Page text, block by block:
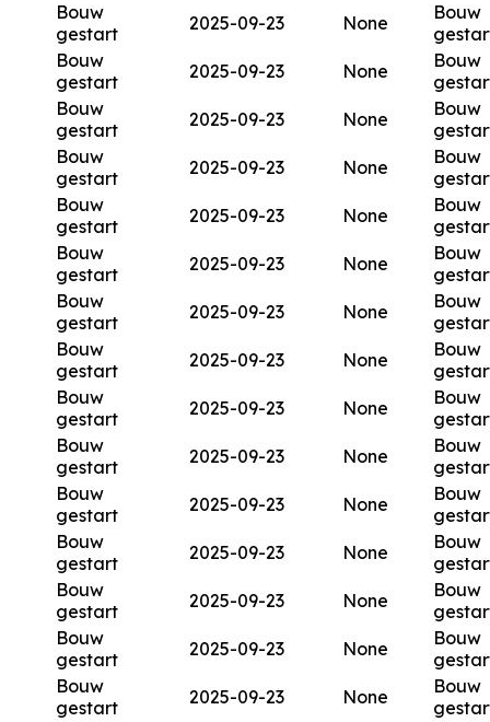
Bouw
gestart
2025-09-23 None
Bouw
Bouw
gestart
2025-09-23 None
Bouw
Bouw
gestart
2025-09-23 None
Bouw
Bouw
gestart
2025-09-23 None
Bouw
Bouw
gestart
2025-09-23 None
Bouw
Bouw
gestart
2025-09-23 None
Bouw
Bouw
gestart
2025-09-23 None
Bouw
Bouw
gestart
2025-09-23 None
Bouw
Bouw
gestart
2025-09-23 None
Bouw
Bouw
gestart
2025-09-23 None
Bouw
Bouw
gestart
2025-09-23 None
Bouw
Bouw
gestart
2025-09-23 None
Bouw
Bouw
gestart
2025-09-23 None
Bouw
Bouw
gestart
2025-09-23 None
Bouw
Bouw
gestart
2025-09-23 None
Bouw